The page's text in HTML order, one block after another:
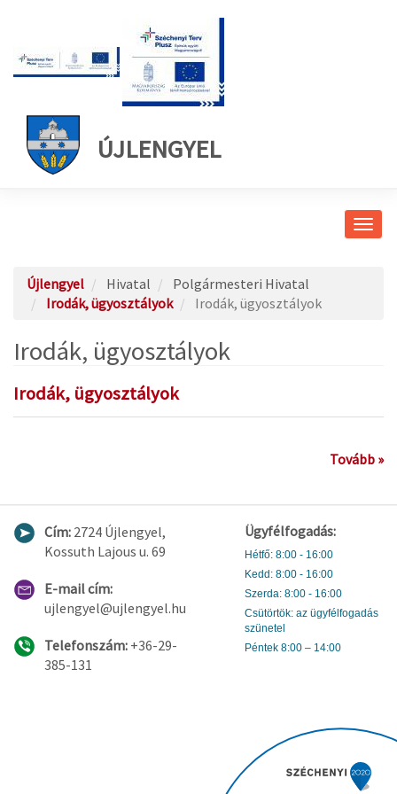
ÚJLENGYEL
Újlengyel Hivatal
Polgármesteri Hivatal
Irodák, ügyosztályok
Irodák, ügyosztályok
Irodák, ügyosztályok
Irodák, ügyosztályok
Tovább »
Cím: 2724 Újlengyel,
Kossuth Lajous u. 69
E-mail cím:
ujlengyel@ujlengyel.hu
Telefonszám: +36-29-
385-131
Ügyfélfogadás:
Hétfő: 8:00 - 16:00
Kedd: 8:00 - 16:00
Szerda: 8:00 - 16:00
Csütörtök: az ügyfélfogadás
szünetel
Péntek 8:00 – 14:00